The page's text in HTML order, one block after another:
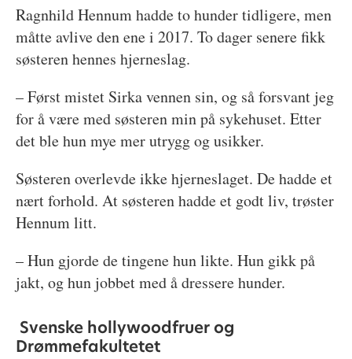
Ragnhild Hennum hadde to hunder tidligere, men
måtte avlive den ene i 2017. To dager senere fikk
søsteren hennes hjerneslag.
– Først mistet Sirka vennen sin, og så forsvant jeg
for å være med søsteren min på sykehuset. Etter
det ble hun mye mer utrygg og usikker.
Søsteren overlevde ikke hjerneslaget. De hadde et
nært forhold. At søsteren hadde et godt liv, trøster
Hennum litt.
– Hun gjorde de tingene hun likte. Hun gikk på
jakt, og hun jobbet med å dressere hunder.
Svenske hollywoodfruer og
Drømmefakultetet